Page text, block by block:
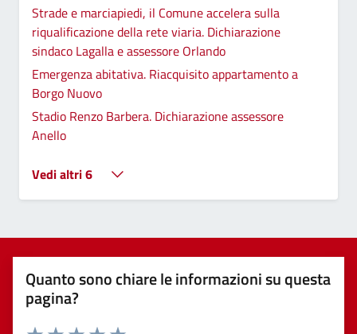
Strade e marciapiedi, il Comune accelera sulla
riqualificazione della rete viaria. Dichiarazione
sindaco Lagalla e assessore Orlando
Emergenza abitativa. Riacquisito appartamento a
Borgo Nuovo
Stadio Renzo Barbera. Dichiarazione assessore
Anello
Vedi altri 6
Quanto sono chiare le informazioni su questa
pagina?